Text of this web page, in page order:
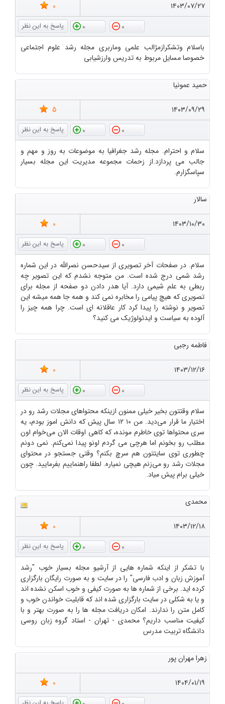
۱۴۰۳/۰۷/۲۷
0
0
0
باسلام وتشکرازمژالب علمی وماربری مجله رشد علوم اجتماعی
خصوصا مسایل مربوط به تدریس وارزشیابی
حمید عمونیا
۱۴۰۳/۰۹/۲۹
5
0
0
سلام و احترام. مجله رشد جغرافیا به موضوعات به روز و مهم و
جالب می پردازد.از زحمات مجموعه مدیریت این مجله بسیار
سپاسگزارم.
سالار
۱۴۰۳/۱۰/۳۰
0
0
0
سلام. در صفحات آخر تصویری از سیدحسن نصرالله در این شماره
رشد شمی درج شده است. من متوجه نشدم که این تصویر چه
ربطی به علم شیمی دارد. آیا هدر دادن دو صفحه از مجله برای
تصویری که هیچ پیامی را مخابره نمی کند و همه جا همه میشه این
تصویر و نوشته را پیدا کرد کار عاقلانه ای است. چرا همه چیز را
آلوده به سیاست و ایدئولوژیک می کنید؟
فاطمه رجبی
۱۴۰۳/۱۲/۱۶
0
0
0
سلام وقتتون بخیر خیلی ممنون ازینکه محتواهای مجلات رشد رو در
اختیار ما قرار می‌دید. من ۱۰ ۱۲ سال پیش که دانش اموز بودم، یه
سری محتواها توی خاطرم مونده، که کاهی اوقات الان می‌خوام اون
مطلب رو بخونم اما هرچی می گردم اونو پیدا نمی‌کنم. نمی دونم
چطوری توی سایتتون هم سرچ بکنم؟ وقتی جستجو در محتوای
مجلات رشد رو می‌زنم هیچی نمیاره. لطفا راهنماییم بفرمایید. چون
خیلی برام پیش میاد.
محمدی
۱۴۰۳/۱۲/۱۸
0
0
0
با تشکر از اینکه شماره هایی از آرشیو مجله بسیار خوب "رشد
آموزش زبان و ادب فارسی" را در سایت و به صورت رایگان بارگزاری
کرده اید. برخی از شماره ها به صورت کیفی و خوب اسکن نشده اند
و یا به شکلی در سایت بارگزاری شده اند که قابلیت خواندن خوب و
کامل متن را ندارند. امکان دریافت مجله ها را به صورت بهتر و با
کیفیت مناسب داریم؟ محمدی - تهران - استاد گروه زبان روسی
دانشگاه تربیت مدرس
زهرا مهران پور
۱۴۰۴/۰۱/۱۹
0